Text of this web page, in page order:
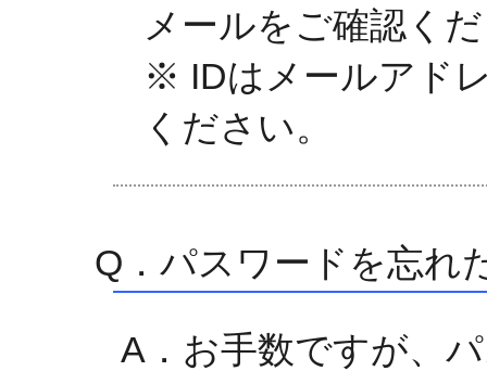
メールをご確認く
※ IDはメールアド
ください。
Q．パスワードを忘れ
A．お手数ですが、